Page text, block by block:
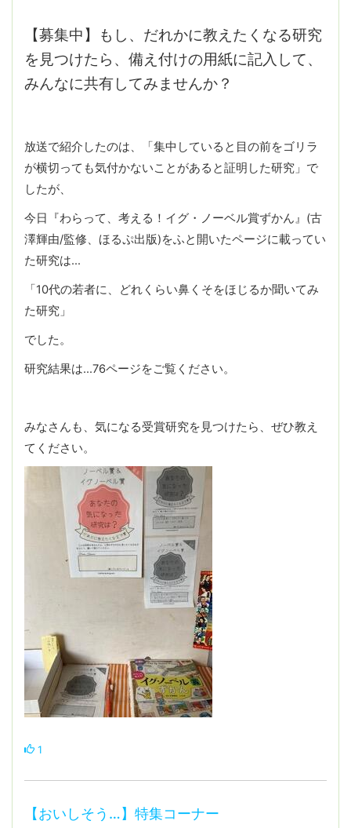
【募集中】もし、だれかに教えたくなる研究
を見つけたら、備え付けの用紙に記入して、
みんなに共有してみませんか？
放送で紹介したのは、「集中していると目の前をゴリラ
が横切っても気付かないことがあると証明した研究」で
したが、
今日『わらって、考える！イグ・ノーベル賞ずかん』(古
澤輝由/監修、ほるぷ出版)をふと開いたページに載ってい
た研究は…
「10代の若者に、どれくらい鼻くそをほじるか聞いてみ
た研究」
でした。
研究結果は…76ページをご覧ください。
みなさんも、気になる受賞研究を見つけたら、ぜひ教え
てください。
1
【おいしそう…】特集コーナー